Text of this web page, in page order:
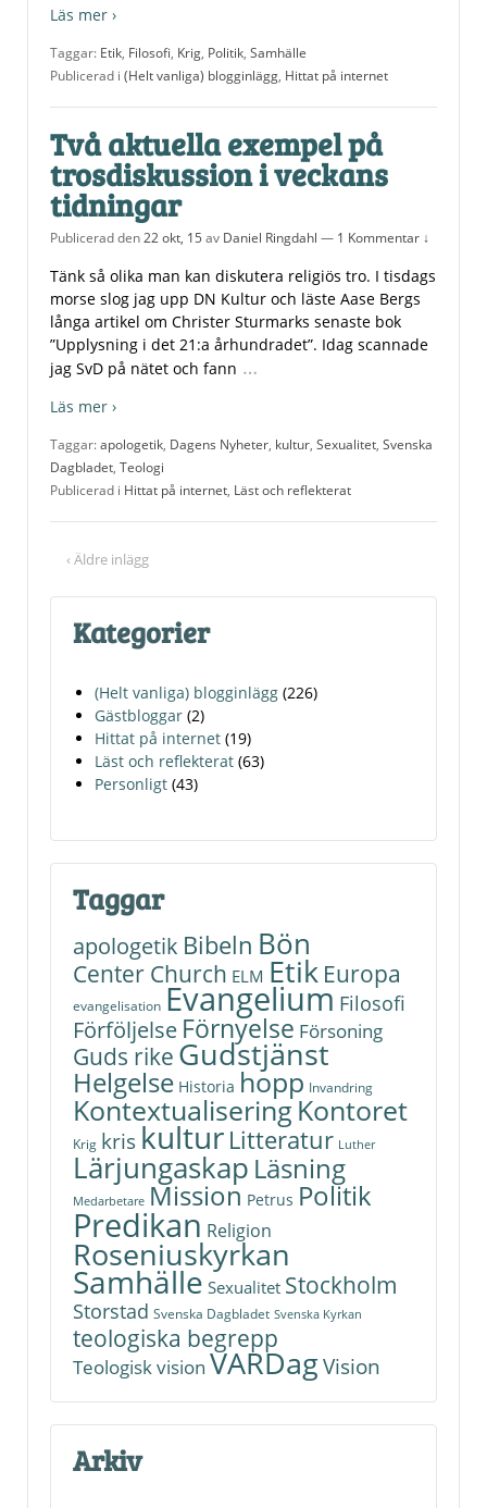
Läs mer ›
Taggar: Etik, Filosofi, Krig, Politik, Samhälle
Publicerad i (Helt vanliga) blogginlägg, Hittat på internet
Två aktuella exempel på
trosdiskussion i veckans
tidningar
Publicerad den22 okt, 15 av Daniel Ringdahl — 1 Kommentar ↓
Tänk så olika man kan diskutera religiös tro. I tisdags
morse slog jag upp DN Kultur och läste Aase Bergs
långa artikel om Christer Sturmarks senaste bok
”Upplysning i det 21:a århundradet”. Idag scannade
jag SvD på nätet och fann …
Läs mer ›
Taggar:apologetik, Dagens Nyheter, kultur, Sexualitet, Svenska
Dagbladet, Teologi
Publicerad i Hittat på internet, Läst och reflekterat
‹ Äldre inlägg
Kategorier
(Helt vanliga) blogginlägg (226)
Gästbloggar (2)
Hittat på internet (19)
Läst och reflekterat (63)
Personligt (43)
Taggar
apologetik Bibeln Bön
Center Church ELM Etik Europa
evangelisation Evangelium Filosofi
Förföljelse Förnyelse Försoning
Guds rike Gudstjänst
Helgelse Historia hopp Invandring
KontextualiseringKontoret
Krig kris kultur Litteratur Luther
Lärjungaskap Läsning
Medarbetare Mission Petrus Politik
Predikan Religion
Roseniuskyrkan
Samhälle Sexualitet Stockholm
Storstad Svenska Dagbladet Svenska Kyrkan
teologiska begrepp
Teologisk vision VARDagVision
Arkiv